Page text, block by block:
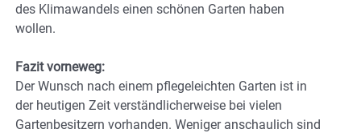
des Klimawandels einen schönen Garten haben
wollen.
Fazit vorneweg:
Der Wunsch nach einem pflegeleichten Garten ist in
der heutigen Zeit verständlicherweise bei vielen
Gartenbesitzern vorhanden. Weniger anschaulich sind